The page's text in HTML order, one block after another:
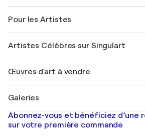
Offrir une carte cadeau
Rejoignez notre programme
Mon compte
+33 1 76 44 06 42
FAQ
Magazine Singulart
Emplois
Découvrez une sélection d'art original
Pour les Artistes
Se connecter en tant qu'Artiste
Artistes Célèbres sur Singulart
Marc Chagall
Banksy
Mr. Brainwash
Shepard Fairey
Œuvres d'art à vendre
Tableaux abstraits à vendre
Peintures de paysage
Estampes
Galeries
Galeries d'art en France
Galeries d'art en Belgique
Abonnez-vous et bénéficiez d’une
sur votre première commande